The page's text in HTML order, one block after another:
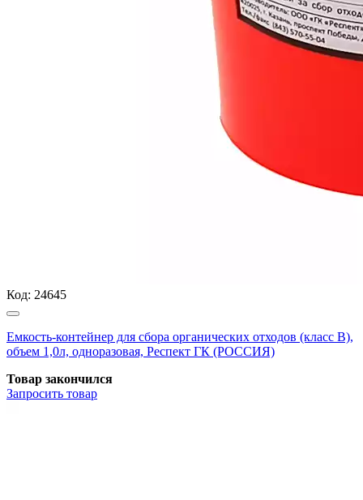
Код: 24645
Емкость-контейнер для сбора органических отходов (класс В),
объем 1,0л, одноразовая, Респект ГК (РОССИЯ)
Товар закончился
Запросить товар